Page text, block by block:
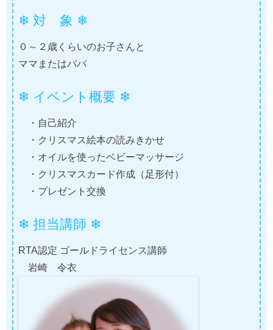
❄ 対 象 ❄
０～２歳くらいのお子さんと
ママまたはパパ
❄ イベント概要 ❄
・自己紹介
・クリスマス絵本の読みきかせ
・オイルを使ったベビーマッサージ
・クリスマスカード作成（足形付）
・プレゼント交換
❄ 担当講師 ❄
RTA認定 ゴールドライセンス講師
岩崎 令衣